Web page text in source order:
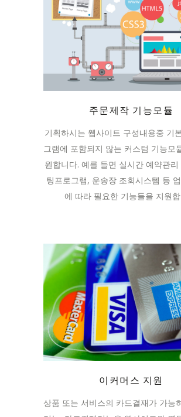
주문제작 기능모듈
기획하시는 웹사이트 구성내용중 기
그램에 포함되지 않는 커스텀 기능모
원합니다. 예를 들면 실시간 예약관리
팅프로그램, 운송장 조회시스템 등
에 따라 필요한 기능들을 지원
이커머스 지원
상품 또는 서비스의 카드결재가 가능